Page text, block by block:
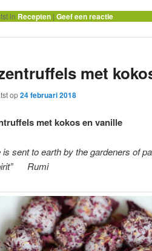
in Recepten | Geef een reactie
met
op24 februari 2018
met kokos en vanille
is sent to earth by the gardeners of
Rumi